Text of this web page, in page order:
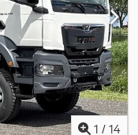
solar = Mais
de cilindros: 6
Caixa de velocidades:
do eixo Dimensão
tambor Suspensão:
Direcional Pesos
kg Peso bruto: 33.000
VOCÊ
1 / 14